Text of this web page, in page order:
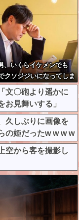
、いくらイケメンでも
クソジジいになってしま
文〇砲より遥かに
お見舞いする」
久しぶりに画像を
の姫だったw w w w
空から客を撮影し